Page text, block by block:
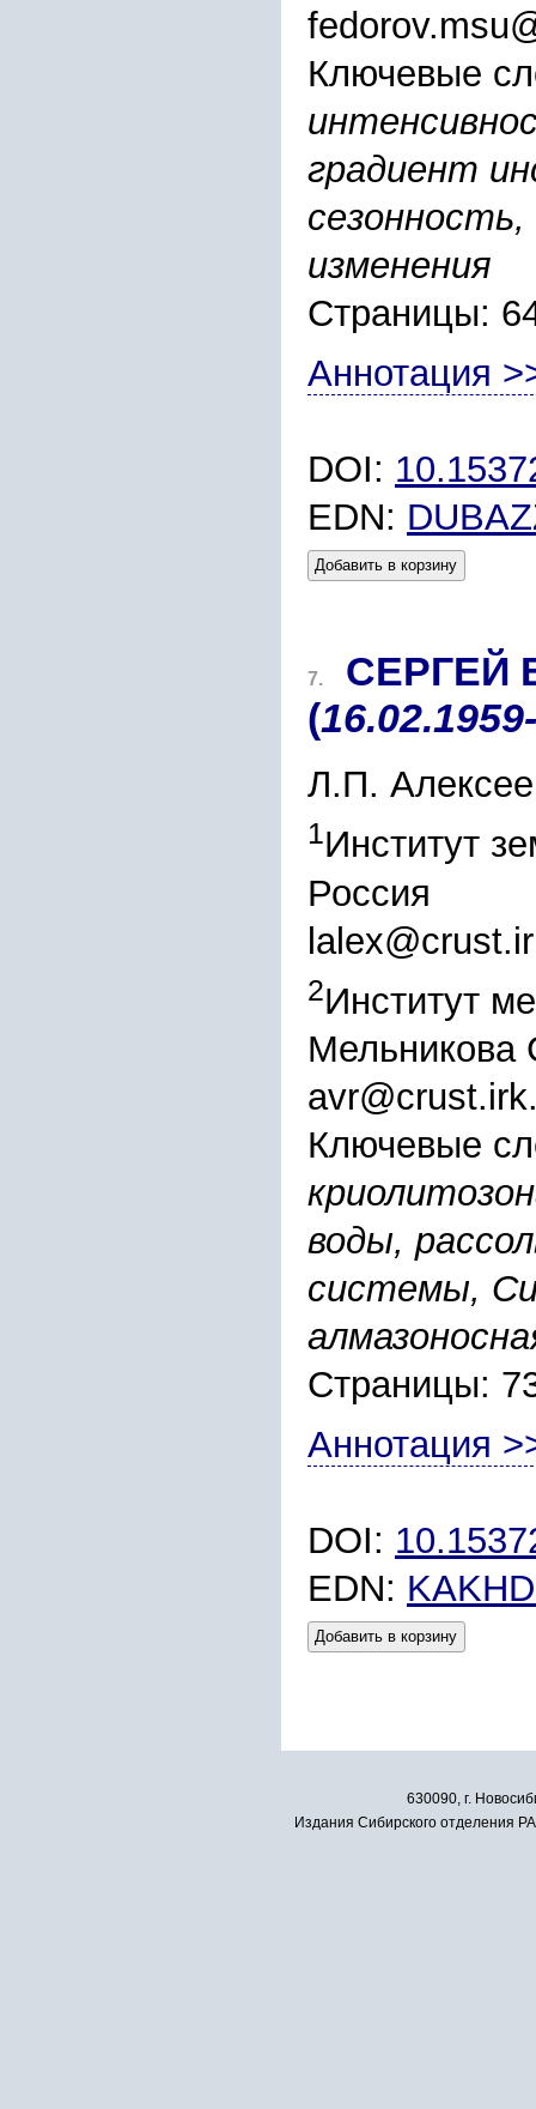
Ключевые
градиент
изменения
Страницы:
Аннотация
DOI:
EDN:
Добавить в корзину
7.
СЕРГЕЙ
(
Л.П.
1Институт
Россия
2Институт
Мельникова
Ключевые
воды,
системы,
Страницы:
Аннотация
DOI:
EDN:
Добавить в корзину
630090, г.
Издания Сибирского отделения